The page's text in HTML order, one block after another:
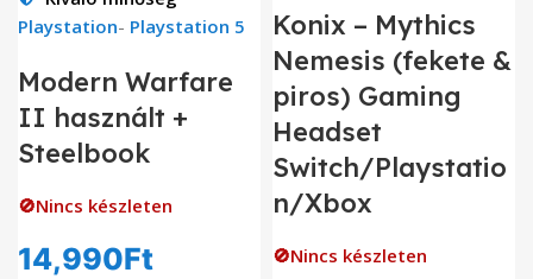
Playstation- Playstation 5
Modern Warfare
II használt +
Steelbook
🚫Nincs készleten
14,990Ft
Konix – Mythics
Nemesis (fekete &
piros) Gaming
Headset
Switch/Playstatio
n/Xbox
🚫Nincs készleten